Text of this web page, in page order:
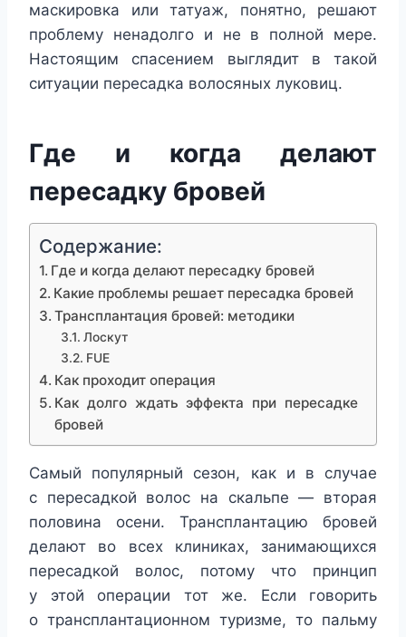
маскировка или татуаж, понятно, решают
проблему ненадолго и не в полной мере.
Настоящим спасением выглядит в такой
ситуации пересадка волосяных луковиц.
Где и когда делают
пересадку бровей
Содержание:
Где и когда делают пересадку бровей
Какие проблемы решает пересадка бровей
Трансплантация бровей: методики
Лоскут
FUE
Как проходит операция
Как долго ждать эффекта при пересадке
бровей
Самый популярный сезон, как и в случае
с пересадкой волос на скальпе — вторая
половина осени. Трансплантацию бровей
делают во всех клиниках, занимающихся
пересадкой волос, потому что принцип
у этой операции тот же. Если говорить
о трансплантационном туризме, то пальму